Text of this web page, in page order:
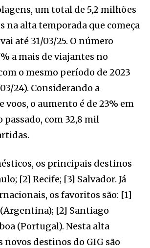
um total de 5,2 milhões
na alta temporada que começa
até 31/03/25. O número
a mais de viajantes no
o mesmo período de 2023
03/24). Considerando a
voos, o aumento é de 23% em
passado, com 32,8 mil
os principais destinos
[2] Recife; [3] Salvador. Já
os favoritos são: [1]
[2] Santiago
(Portugal). Nesta alta
novos destinos do GIG são